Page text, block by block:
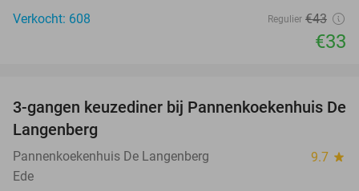
Verkocht: 608
Regulier €43
€33
42%
3-gangen keuzediner bij Pannenkoekenhuis De
Langenberg
Pannenkoekenhuis De Langenberg 9.7 star
Ede